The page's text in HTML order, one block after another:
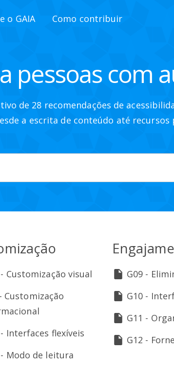
o GAIA Como contribuir
pessoas com
de 28 recomendações de
a escrita de conteúdo até recursos
Customização visual
Customização
- Interfaces flexíveis
- Modo de leitura
G09 -
G10 -
G11 -
G12 -